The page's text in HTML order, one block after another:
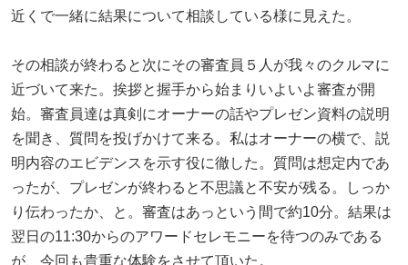
近くで一緒に結果について相談している様に見えた。
その相談が終わると次にその審査員５人が我々のクルマに
近づいて来た。挨拶と握手から始まりいよいよ審査が開
始。審査員達は真剣にオーナーの話やプレゼン資料の説明
を聞き、質問を投げかけて来る。私はオーナーの横で、説
明内容のエビデンスを示す役に徹した。質問は想定内であ
ったが、プレゼンが終わると不思議と不安が残る。しっか
り伝わったか、と。審査はあっという間で約10分。結果は
翌日の11:30からのアワードセレモニーを待つのみである
が、今回も貴重な体験をさせて頂いた。